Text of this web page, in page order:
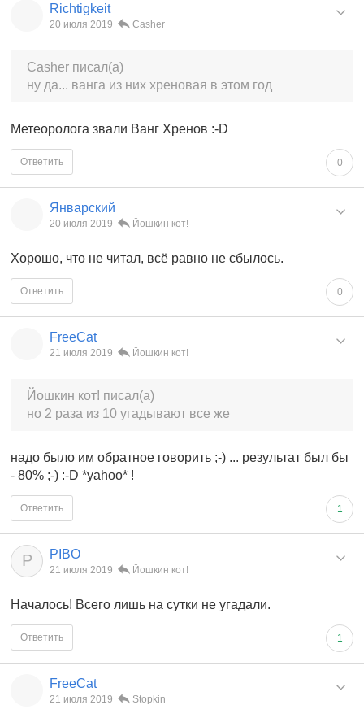
Richtigkeit
20 июля 2019 Casher
Casher писал(а)
ну да... ванга из них хреновая в этом год
Метеоролога звали Ванг Хренов :-D
0
Ответить
Январский
20 июля 2019 Йошкин кот!
Хорошо, что не читал, всё равно не сбылось.
0
Ответить
FreeCat
21 июля 2019 Йошкин кот!
Йошкин кот! писал(а)
но 2 раза из 10 угадывают все же
надо было им обратное говорить ;-) ... результат был бы
- 80% ;-) :-D *yahoo* !
1
Ответить
P PIBO
21 июля 2019 Йошкин кот!
Началось! Всего лишь на сутки не угадали.
1
Ответить
FreeCat
21 июля 2019 Stopkin